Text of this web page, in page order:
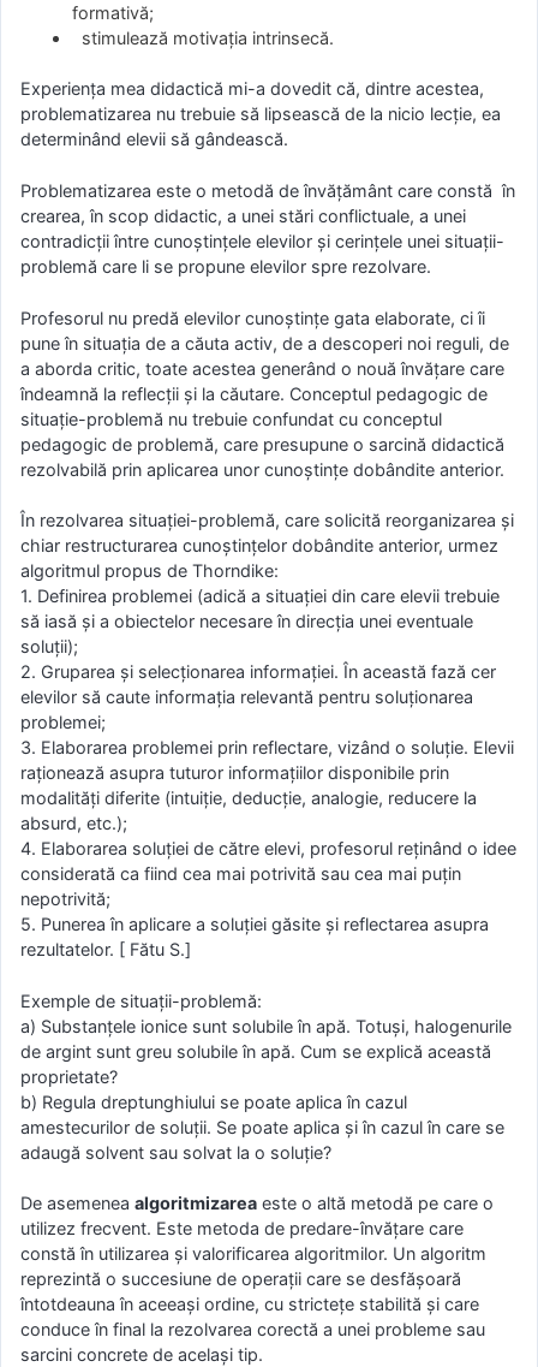
formativă;
stimulează motivaţia intrinsecă.
Experiența mea didactică mi-a dovedit că, dintre acestea,
problematizarea nu trebuie să lipsească de la nicio lecție, ea
determinând elevii să gândească.
Problematizarea este o metodă de învățământ care constă în
crearea, în scop didactic, a unei stări conflictuale, a unei
contradicții între cunoștințele elevilor și cerințele unei situații-
problemă care li se propune elevilor spre rezolvare.
Profesorul nu predă elevilor cunoștințe gata elaborate, ci îi
pune în situația de a căuta activ, de a descoperi noi reguli, de
a aborda critic, toate acestea generând o nouă învățare care
îndeamnă la reflecții și la căutare. Conceptul pedagogic de
situație-problemă nu trebuie confundat cu conceptul
pedagogic de problemă, care presupune o sarcină didactică
rezolvabilă prin aplicarea unor cunoștințe dobândite anterior.
În rezolvarea situației-problemă, care solicită reorganizarea și
chiar restructurarea cunoștințelor dobândite anterior, urmez
algoritmul propus de Thorndike:
1. Definirea problemei (adică a situației din care elevii trebuie
să iasă și a obiectelor necesare în direcția unei eventuale
soluții);
2. Gruparea și selecționarea informației. În această fază cer
elevilor să caute informația relevantă pentru soluționarea
problemei;
3. Elaborarea problemei prin reflectare, vizând o soluție. Elevii
raționează asupra tuturor informațiilor disponibile prin
modalități diferite (intuiție, deducție, analogie, reducere la
absurd, etc.);
4. Elaborarea soluției de către elevi, profesorul reținând o idee
considerată ca fiind cea mai potrivită sau cea mai puțin
nepotrivită;
5. Punerea în aplicare a soluției găsite și reflectarea asupra
rezultatelor. [ Fătu S.]
Exemple de situații-problemă:
a) Substanțele ionice sunt solubile în apă. Totuși, halogenurile
de argint sunt greu solubile în apă. Cum se explică această
proprietate?
b) Regula dreptunghiului se poate aplica în cazul
amestecurilor de soluții. Se poate aplica și în cazul în care se
adaugă solvent sau solvat la o soluție?
De asemenea algoritmizarea este o altă metodă pe care o
utilizez frecvent. Este metoda de predare-învățare care
constă în utilizarea și valorificarea algoritmilor. Un algoritm
reprezintă o succesiune de operații care se desfășoară
întotdeauna în aceeași ordine, cu strictețe stabilită și care
conduce în final la rezolvarea corectă a unei probleme sau
sarcini concrete de același tip.